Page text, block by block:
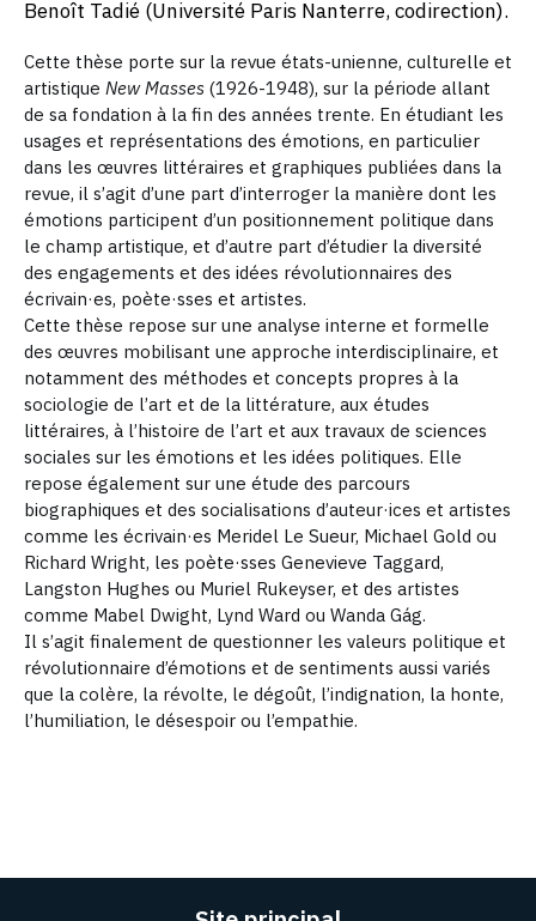
Benoît Tadié (Université Paris Nanterre, codirection).
Cette thèse porte sur la revue états-unienne, culturelle et
artistique New Masses (1926-1948), sur la période allant
de sa fondation à la fin des années trente. En étudiant les
usages et représentations des émotions, en particulier
dans les œuvres littéraires et graphiques publiées dans la
revue, il s’agit d’une part d’interroger la manière dont les
émotions participent d’un positionnement politique dans
le champ artistique, et d’autre part d’étudier la diversité
des engagements et des idées révolutionnaires des
écrivain·es, poète·sses et artistes.
Cette thèse repose sur une analyse interne et formelle
des œuvres mobilisant une approche interdisciplinaire, et
notamment des méthodes et concepts propres à la
sociologie de l’art et de la littérature, aux études
littéraires, à l’histoire de l’art et aux travaux de sciences
sociales sur les émotions et les idées politiques. Elle
repose également sur une étude des parcours
biographiques et des socialisations d’auteur·ices et artistes
comme les écrivain·es Meridel Le Sueur, Michael Gold ou
Richard Wright, les poète·sses Genevieve Taggard,
Langston Hughes ou Muriel Rukeyser, et des artistes
comme Mabel Dwight, Lynd Ward ou Wanda Gág.
Il s’agit finalement de questionner les valeurs politique et
révolutionnaire d’émotions et de sentiments aussi variés
que la colère, la révolte, le dégoût, l’indignation, la honte,
l’humiliation, le désespoir ou l’empathie.